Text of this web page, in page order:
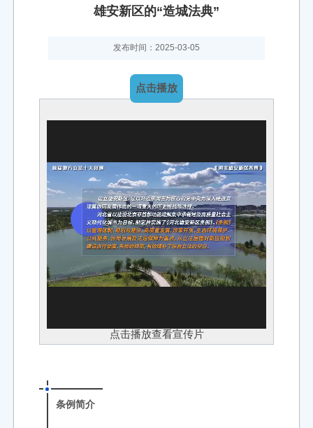
雄安新区的“造城法典”
发布时间：2025-03-05
点击播放
点击播放查看宣传片
条例简介